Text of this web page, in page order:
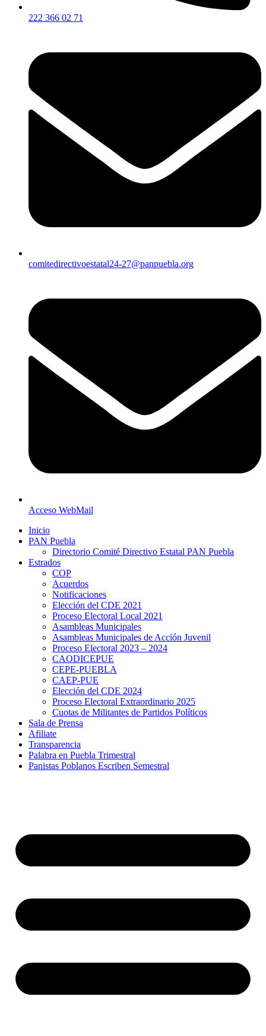
222 366 02 71
comitedirectivoestatal24-27@panpuebla.org
Acceso WebMail
Inicio
PAN Puebla
Directorio Comité Directivo Estatal PAN Puebla
Estrados
COP
Acuerdos
Notificaciones
Elección del CDE 2021
Proceso Electoral Local 2021
Asambleas Municipales
Asambleas Municipales de Acción Juvenil
Proceso Electoral 2023 – 2024
CAODICEPUE
CEPE-PUEBLA
CAEP-PUE
Elección del CDE 2024
Proceso Electoral Extraordinario 2025
Cuotas de Militantes de Partidos Políticos
Sala de Prensa
Afiliate
Transparencia
Palabra en Puebla Trimestral
Panistas Poblanos Escriben Semestral